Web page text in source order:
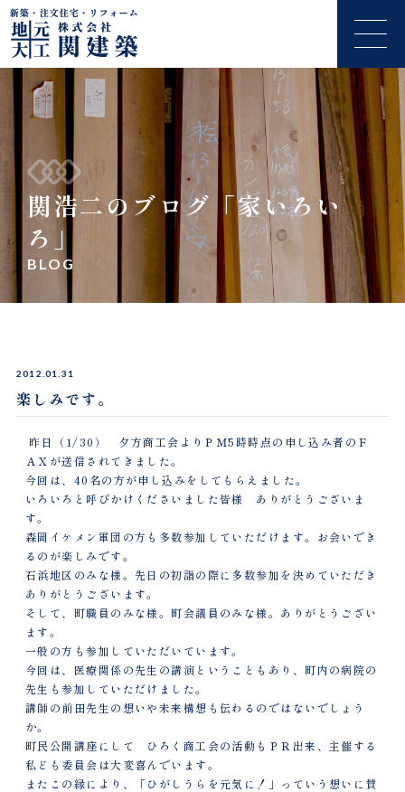
関浩二のブログ「家いろい
ろ」
BLOG
2012.01.31
楽しみです。
昨日（1/30） 夕方商工会よりＰＭ5時時点の申し込み者のＦ
ＡＸが送信されてきました。
今回は、40名の方が申し込みをしてもらえました。
いろいろと呼びかけくださいました皆様 ありがとうございま
す。
森岡イケメン軍団の方も多数参加していただけます。お会いでき
るのが楽しみです。
石浜地区のみな様。先日の初詣の際に多数参加を決めていただき
ありがとうございます。
そして、町職員のみな様。町会議員のみな様。ありがとうござい
ます。
一般の方も参加していただいています。
今回は、医療関係の先生の講演ということもあり、町内の病院の
先生も参加していただけました。
講師の前田先生の想いや未来構想も伝わるのではないでしょう
か。
町民公開講座にして ひろく商工会の活動もＰＲ出来、主催する
私ども委員会は大変喜んでいます。
またこの縁により、「ひがしうらを元気に！」っていう想いに賛